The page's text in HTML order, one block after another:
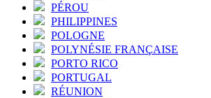
PÉROU
PHILIPPINES
POLOGNE
POLYNÉSIE FRANÇAISE
PORTO RICO
PORTUGAL
RÉUNION